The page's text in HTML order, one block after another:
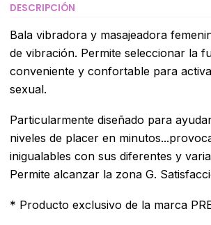
DESCRIPCIÓN
Bala vibradora y masajeadora
de vibración. Permite seleccionar la
conveniente y confortable para
sexual.
Particularmente diseñado para
niveles de placer en
inigualables con sus diferentes y
Permite alcanzar la zona G.
* Producto exclusivo de la marca